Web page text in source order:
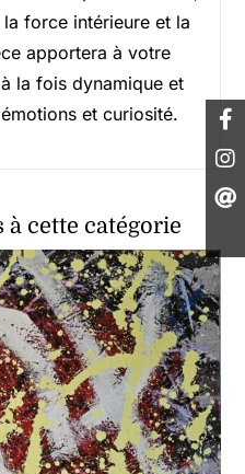
force intérieure et la
apportera à votre
la fois dynamique et
et curiosité.
cette catégorie